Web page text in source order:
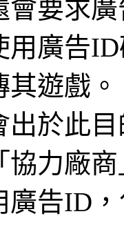
會要求
用廣告
遊戲。
出於此
協力廠
廣告ID